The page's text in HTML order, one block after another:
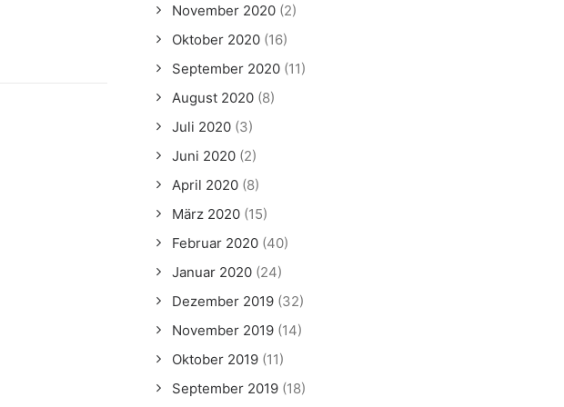
November 2020 (2)
Oktober 2020 (16)
September 2020 (11)
August 2020 (8)
Juli 2020 (3)
Juni 2020 (2)
April 2020 (8)
März 2020 (15)
Februar 2020 (40)
Januar 2020 (24)
Dezember 2019 (32)
November 2019 (14)
Oktober 2019 (11)
September 2019 (18)